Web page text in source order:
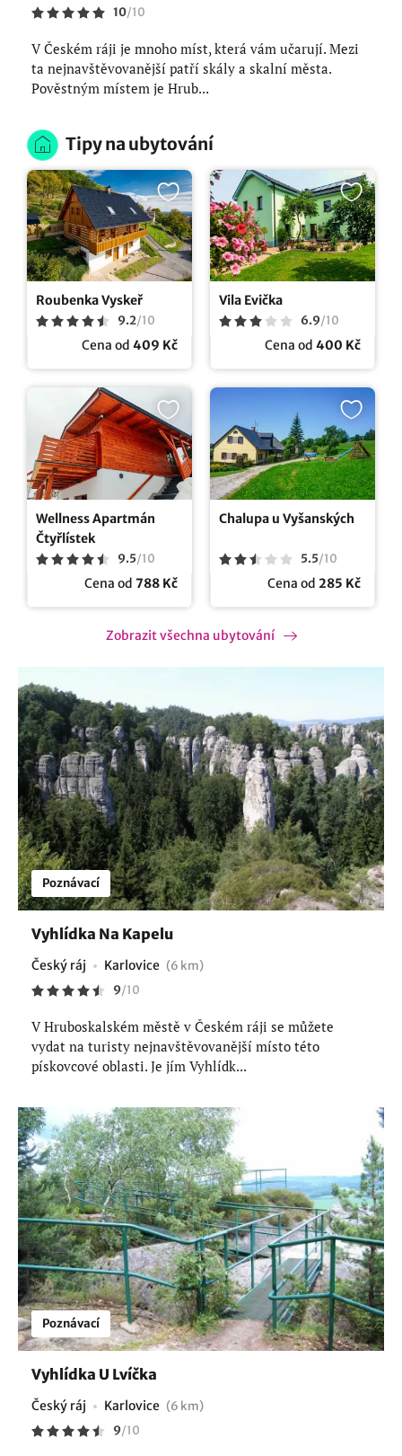
10/10
V Českém ráji je mnoho míst, která vám učarují. Mezi
ta nejnavštěvovanější patří skály a skalní města.
Pověstným místem je Hrub...
Tipy na ubytování
Roubenka Vyskeř
9.2/10
Cena od 409 Kč
Vila Evička
6.9/10
Cena od 400 Kč
Wellness Apartmán
Čtyřlístek
9.5/10
Cena od 788 Kč
Chalupa u Vyšanských
5.5/10
Cena od 285 Kč
Zobrazit všechna ubytování
Poznávací
Vyhlídka Na Kapelu
Český ráj Karlovice (6 km)
9/10
V Hruboskalském městě v Českém ráji se můžete
vydat na turisty nejnavštěvovanější místo této
pískovcové oblasti. Je jím Vyhlídk...
Poznávací
Vyhlídka U Lvíčka
Český ráj Karlovice (6 km)
9/10